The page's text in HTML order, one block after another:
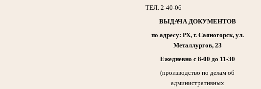
ТЕЛ. 2-40-06
ВЫДАЧА ДОКУМЕНТОВ
по адресу: РХ, г. Саяногорск, ул.
Металлургов, 23
Ежедневно с 8-00 до 11-30
(производство по делам об
административных